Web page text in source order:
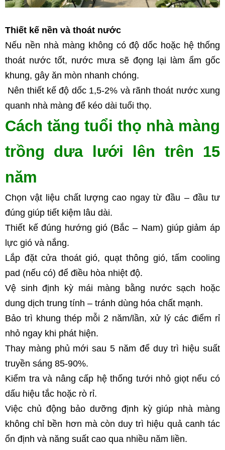
Thiết kế nền và thoát nước
Nếu nền nhà màng không có độ dốc hoặc hệ thống
thoát nước tốt, nước mưa sẽ đọng lại làm ẩm gốc
khung, gây ăn mòn nhanh chóng.
quanh nhà màng để kéo dài tuổi thọ.
Cách tăng tuổi thọ nhà màng
trồng dưa lưới lên trên 15
năm
Chọn vật liệu chất lượng cao ngay từ đầu – đầu tư
đúng giúp tiết kiệm lâu dài.
Thiết kế đúng hướng gió (Bắc – Nam) giúp giảm áp
lực gió và nắng.
Lắp đặt cửa thoát gió, quạt thông gió, tấm cooling
pad (nếu có) để điều hòa nhiệt độ.
Vệ sinh định kỳ mái màng bằng nước sạch hoặc
dung dịch trung tính – tránh dùng hóa chất mạnh.
Bảo trì khung thép mỗi 2 năm/lần, xử lý các điểm rỉ
nhỏ ngay khi phát hiện.
Thay màng phủ mới sau 5 năm để duy trì hiệu suất
truyền sáng 85-90%.
Kiểm tra và nâng cấp hệ thống tưới nhỏ giọt nếu có
dấu hiệu tắc hoặc rò rỉ.
Việc chủ động bảo dưỡng định kỳ giúp nhà màng
không chỉ bền hơn mà còn duy trì hiệu quả canh tác
ổn định và năng suất cao qua nhiều năm liền.